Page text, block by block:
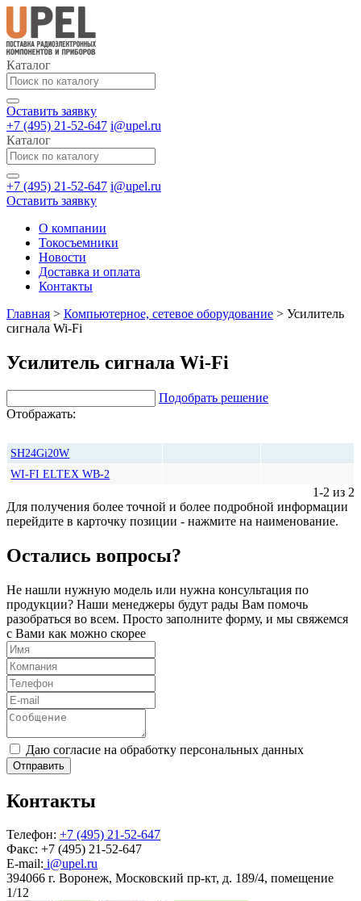
Каталог
Оставить заявку
+7 (495) 21-52-647 i@upel.ru
Каталог
+7 (495) 21-52-647 i@upel.ru
Оставить заявку
О компании
Токосъемники
Новости
Доставка и оплата
Контакты
Главная > Компьютерное, сетевое оборудование > Усилитель
сигнала Wi-Fi
Усилитель сигнала Wi-Fi
Подобрать решение
Отображать:
SH24Gi20W
WI-FI ELTEX WB-2
1-2 из 2
Для получения более точной и более подробной информации
перейдите в карточку позиции - нажмите на наименование.
Остались вопросы?
Не нашли нужную модель или нужна консультация по
продукции? Наши менеджеры будут рады Вам помочь
разобраться во всем. Просто заполните форму, и мы свяжемся
с Вами как можно скорее
Даю согласие на обработку персональных данных
Отправить
Контакты
Телефон: +7 (495) 21-52-647
Факс: +7 (495) 21-52-647
E-mail: i@upel.ru
394066 г. Воронеж, Московский пр-кт, д. 189/4, помещение
1/12